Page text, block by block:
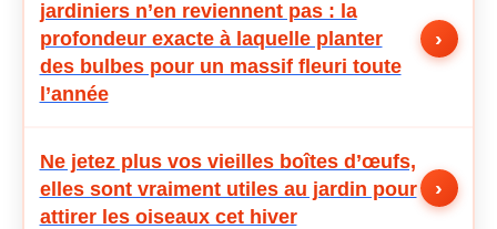
jardiniers n’en reviennent pas : la
profondeur exacte à laquelle planter
des bulbes pour un massif fleuri toute
l’année
›
Ne jetez plus vos vieilles boîtes d’œufs,
elles sont vraiment utiles au jardin pour
attirer les oiseaux cet hiver
›